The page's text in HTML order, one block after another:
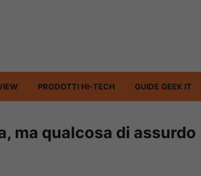
PRODOTTI HI-TECH GUIDE GEEK IT
ma qualcosa di assurdo